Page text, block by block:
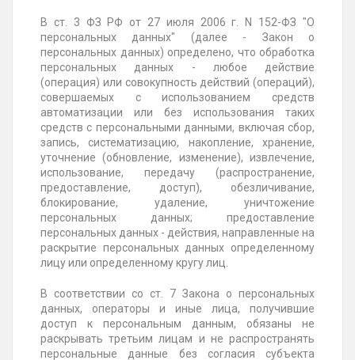
В ст. 3 ФЗ РФ от 27 июля 2006 г. N 152-ФЗ "О
персональных данных" (далее - Закон о
персональных данных) определено, что обработка
персональных данных - любое действие
(операция) или совокупность действий (операций),
совершаемых с использованием средств
автоматизации или без использования таких
средств с персональными данными, включая сбор,
запись, систематизацию, накопление, хранение,
уточнение (обновление, изменение), извлечение,
использование, передачу (распространение,
предоставление, доступ), обезличивание,
блокирование, удаление, уничтожение
персональных данных; предоставление
персональных данных - действия, направленные на
раскрытие персональных данных определенному
лицу или определенному кругу лиц.
В соответствии со ст. 7 Закона о персональных
данных, операторы и иные лица, получившие
доступ к персональным данным, обязаны не
раскрывать третьим лицам и не распространять
персональные данные без согласия субъекта